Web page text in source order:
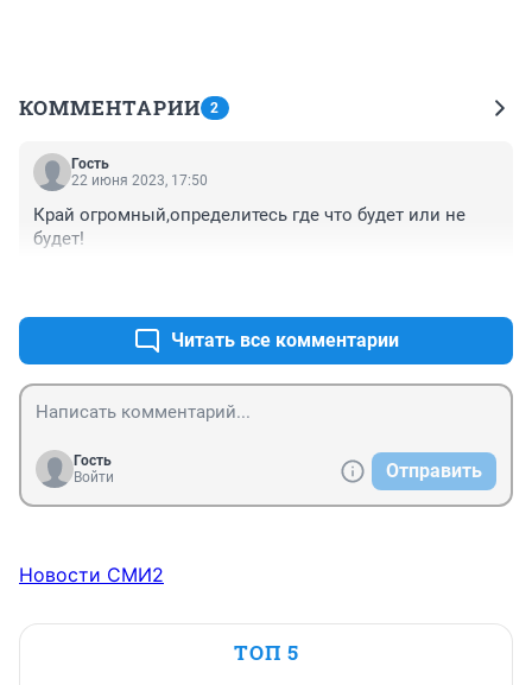
КОММЕНТАРИИ 2
Гость
22 июня 2023, 17:50
Край огромный,определитесь где что будет или не
будет!
Читать все комментарии
Гость
Войти
Отправить
Новости СМИ2
ТОП 5